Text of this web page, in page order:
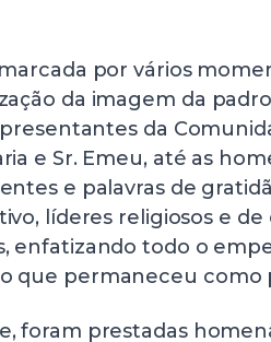
por vários
da imagem da
da
e Sr. Emeu, até as
e palavras de
líderes religiosos e
enfatizando todo o
que permaneceu como
foram prestadas